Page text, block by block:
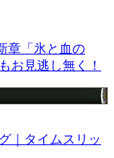
章「氷と血の
お見逃し無く！
｜タイムスリッ